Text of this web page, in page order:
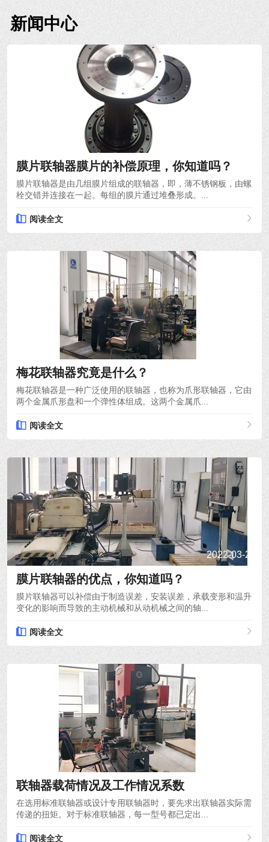
新闻中心
膜片联轴器膜片的补偿原理，你知道吗？
膜片联轴器是由几组膜片组成的联轴器，即，薄不锈钢板，由螺
栓交错并连接在一起。每组的膜片通过堆叠形成。...
阅读全文
梅花联轴器究竟是什么？
梅花联轴器是一种广泛使用的联轴器，也称为爪形联轴器，它由
两个金属爪形盘和一个弹性体组成。这两个金属爪...
阅读全文
2022-03-24
膜片联轴器的优点，你知道吗？
膜片联轴器可以补偿由于制造误差，安装误差，承载变形和温升
变化的影响而导致的主动机械和从动机械之间的轴...
阅读全文
联轴器载荷情况及工作情况系数
在选用标准联轴器或设计专用联轴器时，要先求出联轴器实际需
传递的扭矩。对于标准联轴器，每一型号都已定出...
阅读全文